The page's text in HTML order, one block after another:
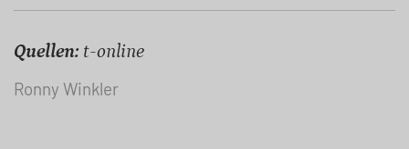
Quellen: t-online
Ronny Winkler